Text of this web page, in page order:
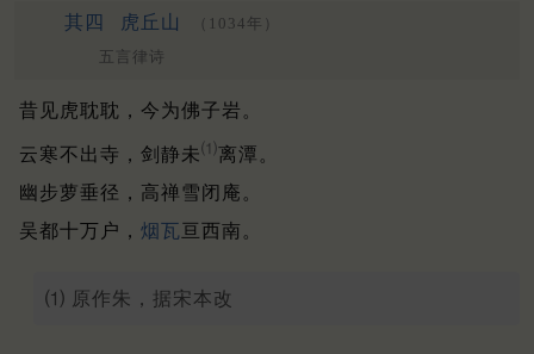
其四 虎丘山
（1034年）
五言律诗
昔见虎耽耽，今为佛子岩。
云寒不出寺，剑静未⑴ 离潭。
幽步萝垂径，高禅雪闭庵。
吴都十万户， 烟瓦 亘西南。
⑴ 原作朱，据宋本改